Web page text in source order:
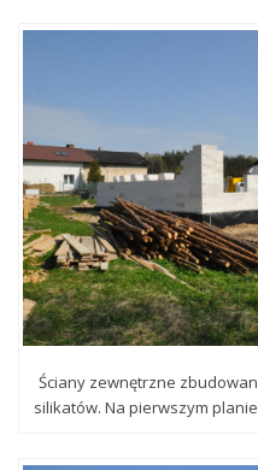
Ściany zewnętrzne
silikatów. Na pierwszym